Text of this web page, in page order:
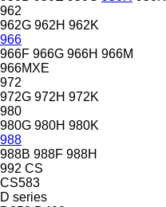
962
962G 962H 962K
966
966F 966G 966H 966M
966MXE
972
972G 972H 972K
980
980G 980H 980K
988
988B 988F 988H
992 CS
CS583
D series